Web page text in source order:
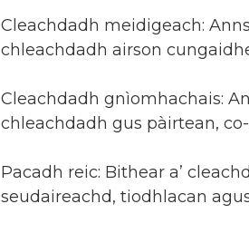
Cleachdadh meidigeach:
chleachdadh airson
Cleachdadh gnìomhachais:
chleachdadh gus pàirtean,
Pacadh reic: Bithear a’
seudaireachd, tiodhlacan